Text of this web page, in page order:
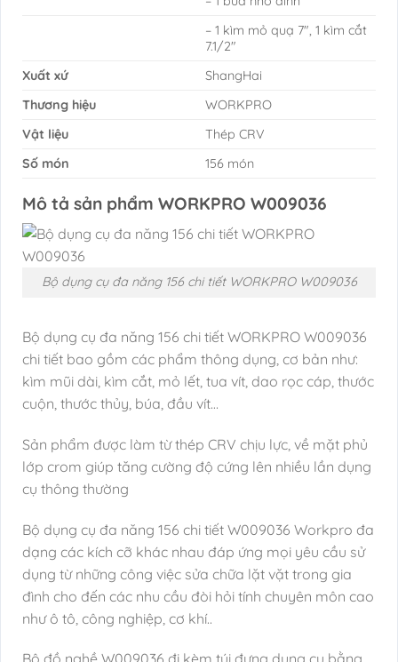
– 1 kìm mỏ quạ 7″, 1 kìm cắt
7.1/2″
Xuất xứ
ShangHai
Thương hiệu
WORKPRO
Vật liệu
Thép CRV
Số món
156 món
Mô tả sản phẩm WORKPRO W009036
Bộ dụng cụ đa năng 156 chi tiết WORKPRO W009036
Bộ dụng cụ đa năng 156 chi tiết WORKPRO W009036
chi tiết bao gồm các phẩm thông dụng, cơ bản như:
kìm mũi dài, kìm cắt, mỏ lết, tua vít, dao rọc cáp, thước
cuộn, thước thủy, búa, đầu vít…
Sản phẩm được làm từ thép CRV chịu lực, về mặt phủ
lớp crom giúp tăng cường độ cứng lên nhiều lần dụng
cụ thông thường
Bộ dụng cụ đa năng 156 chi tiết W009036 Workpro đa
dạng các kích cỡ khác nhau đáp ứng mọi yêu cầu sử
dụng từ những công việc sửa chữa lặt vặt trong gia
đình cho đến các nhu cầu đòi hỏi tính chuyên môn cao
như ô tô, công nghiệp, cơ khí..